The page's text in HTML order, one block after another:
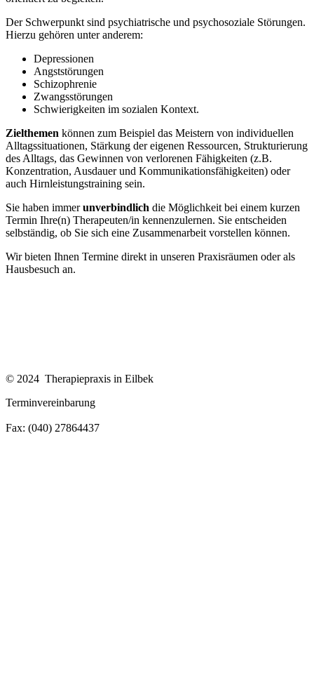
Der Schwerpunkt sind psychiatrische und psychosoziale Störungen.
Hierzu gehören unter anderem:
Depressionen
Angststörungen
Schizophrenie
Zwangsstörungen
Schwierigkeiten im sozialen Kontext.
Zielthemen können zum Beispiel das Meistern von individuellen
Alltagssituationen, Stärkung der eigenen Ressourcen, Strukturierung
des Alltags, das Gewinnen von verlorenen Fähigkeiten (z.B.
Konzentration, Ausdauer und Kommunikationsfähigkeiten) oder
auch Hirnleistungstraining sein.
Sie haben immerunverbindlich die Möglichkeit bei einem kurzen
Termin Ihre(n) Therapeuten/in kennenzulernen. Sie entscheiden
selbständig, ob Sie sich eine Zusammenarbeit vorstellen können.
Wir bieten Ihnen Termine direkt in unseren Praxisräumen oder als
Hausbesuch an.
© 2024 Therapiepraxis in Eilbek
Terminvereinbarung
Fax: (040) 27864437